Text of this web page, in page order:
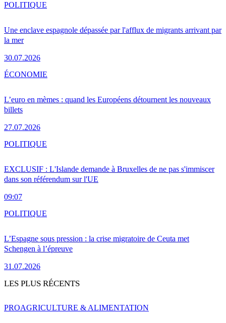
Une enclave espagnole dépassée par l'afflux de migrants arrivant par
la mer
30.07.2026
POLITIQUE
L’euro en mèmes : quand les Européens détournent les nouveaux
billets
27.07.2026
ÉCONOMIE
EXCLUSIF : L'Islande demande à Bruxelles de ne pas s'immiscer
dans son référendum sur l'UE
09:07
POLITIQUE
L’Espagne sous pression : la crise migratoire de Ceuta met
Schengen à l’épreuve
31.07.2026
POLITIQUE
LES PLUS RÉCENTS
PROAGRICULTURE & ALIMENTATION